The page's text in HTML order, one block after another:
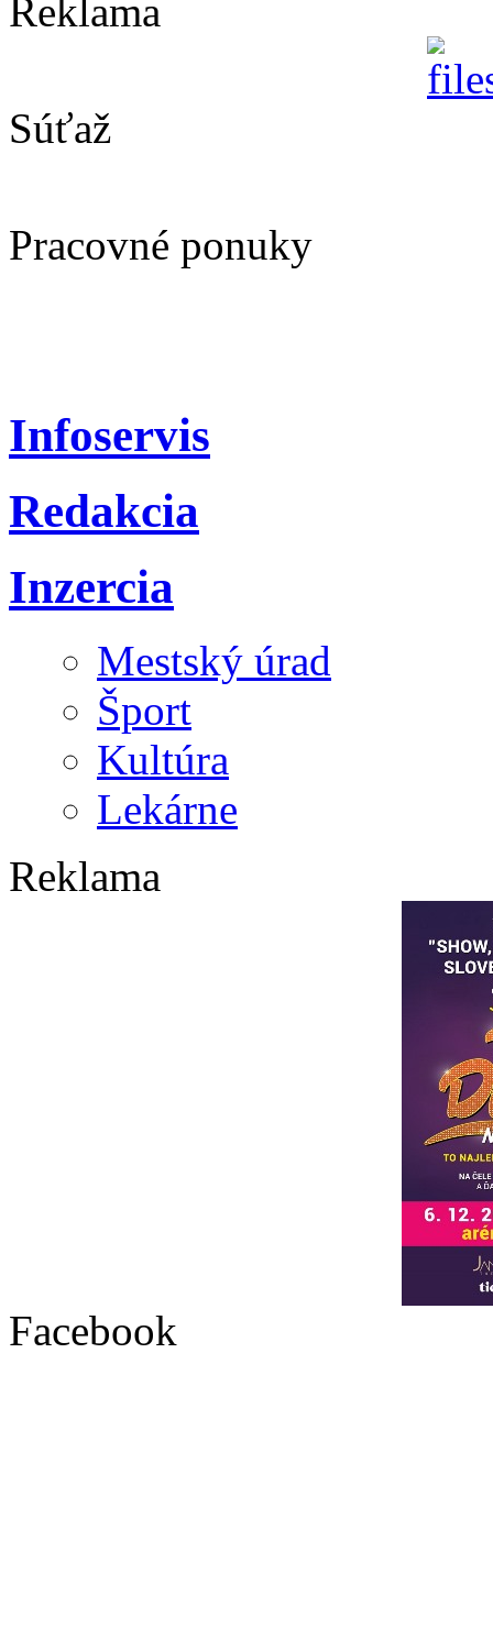
Reklama
Súťaž
Pracovné ponuky
Infoservis
Redakcia
Inzercia
Mestský úrad
Šport
Kultúra
Lekárne
Reklama
Facebook